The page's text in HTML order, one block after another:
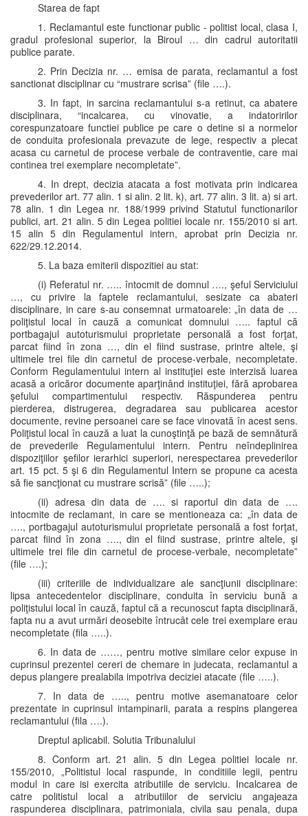
Starea de fapt
1. Reclamantul este functionar public - politist local, clasa I,
gradul profesional superior, la Biroul … din cadrul autoritatii
publice parate.
2. Prin Decizia nr. … emisa de parata, reclamantul a fost
sanctionat disciplinar cu “mustrare scrisa” (file ….).
3. In fapt, in sarcina reclamantului s-a retinut, ca abatere
disciplinara, “incalcarea, cu vinovatie, a indatoririlor
corespunzatoare functiei publice pe care o detine si a normelor
de conduita profesionala prevazute de lege, respectiv a plecat
acasa cu carnetul de procese verbale de contraventie, care mai
continea trei exemplare necompletate”.
4. In drept, decizia atacata a fost motivata prin indicarea
prevederilor art. 77 alin. 1 si alin. 2 lit. k), art. 77 alin. 3 lit. a) si art.
78 alin. 1 din Legea nr. 188/1999 privind Statutul functionarilor
publici, art. 21 alin. 5 din Legea politiei locale nr. 155/2010 si art.
15 alin 5 din Regulamentul intern, aprobat prin Decizia nr.
622/29.12.2014.
5. La baza emiterii dispozitiei au stat:
(i) Referatul nr. ….. întocmit de domnul …., şeful Serviciului
…, cu privire la faptele reclamantului, sesizate ca abateri
disciplinare, in care s-au consemnat urmatoarele: „în data de …
poliţistul local în cauză a comunicat domnului ….. faptul că
portbagajul autoturismului proprietate personală a fost forţat,
parcat fiind în zona …, din el fiind sustrase, printre altele, şi
ultimele trei file din carnetul de procese-verbale, necompletate.
Conform Regulamentului intern al instituţiei este interzisă luarea
acasă a oricăror documente aparţinând instituţiei, fără aprobarea
şefului compartimentului respectiv. Răspunderea pentru
pierderea, distrugerea, degradarea sau publicarea acestor
documente, revine persoanei care se face vinovată în acest sens.
Poliţistul local în cauză a luat la cunoştinţă pe bază de semnătură
de prevederile Regulamentului intern. Pentru neîndeplinirea
dispoziţiilor şefilor ierarhici superiori, nerespectarea prevederilor
art. 15 pct. 5 şi 6 din Regulamentul Intern se propune ca acesta
să fie sancţionat cu mustrare scrisă” (file …..);
(ii) adresa din data de …. si raportul din data de ….
intocmite de reclamant, in care se mentioneaza ca: „în data de
…., portbagajul autoturismului proprietate personală a fost forţat,
parcat fiind în zona …., din el fiind sustrase, printre altele, şi
ultimele trei file din carnetul de procese-verbale, necompletate”
(file ….);
(iii) criteriile de individualizare ale sancţiunii disciplinare:
lipsa antecedentelor disciplinare, conduita în serviciu bună a
poliţistului local în cauză, faptul că a recunoscut fapta disciplinară,
fapta nu a avut urmări deosebite întrucât cele trei exemplare erau
necompletate (fila …..).
6. In data de ……, pentru motive similare celor expuse in
cuprinsul prezentei cereri de chemare in judecata, reclamantul a
depus plangere prealabila impotriva deciziei atacate (file …..).
7. In data de ….., pentru motive asemanatoare celor
prezentate in cuprinsul intampinarii, parata a respins plangerea
reclamantului (fila ….).
Dreptul aplicabil. Solutia Tribunalului
8. Conform art. 21 alin. 5 din Legea politiei locale nr.
155/2010, „Politistul local raspunde, in conditiile legii, pentru
modul in care isi exercita atributiile de serviciu. Incalcarea de
catre politistul local a atributiilor de serviciu angajeaza
raspunderea disciplinara, patrimoniala, civila sau penala, dupa